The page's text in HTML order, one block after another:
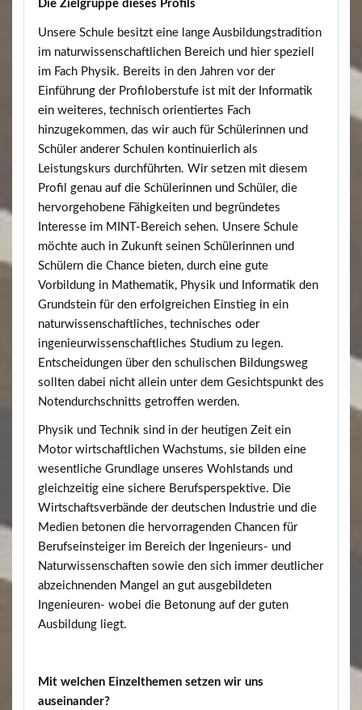
Die Zielgruppe dieses Profils
Unsere Schule besitzt eine lange Ausbildungstradition
im naturwissenschaftlichen Bereich und hier speziell
im Fach Physik. Bereits in den Jahren vor der
Einführung der Profiloberstufe ist mit der Informatik
ein weiteres, technisch orientiertes Fach
hinzugekommen, das wir auch für Schülerinnen und
Schüler anderer Schulen kontinuierlich als
Leistungskurs durchführten. Wir setzen mit diesem
Profil genau auf die Schülerinnen und Schüler, die
hervorgehobene Fähigkeiten und begründetes
Interesse im MINT-Bereich sehen. Unsere Schule
möchte auch in Zukunft seinen Schülerinnen und
Schülern die Chance bieten, durch eine gute
Vorbildung in Mathematik, Physik und Informatik den
Grundstein für den erfolgreichen Einstieg in ein
naturwissenschaftliches, technisches oder
ingenieurwissenschaftliches Studium zu legen.
Entscheidungen über den schulischen Bildungsweg
sollten dabei nicht allein unter dem Gesichtspunkt des
Notendurchschnitts getroffen werden.
Physik und Technik sind in der heutigen Zeit ein
Motor wirtschaftlichen Wachstums, sie bilden eine
wesentliche Grundlage unseres Wohlstands und
gleichzeitig eine sichere Berufsperspektive. Die
Wirtschaftsverbände der deutschen Industrie und die
Medien betonen die hervorragenden Chancen für
Berufseinsteiger im Bereich der Ingenieurs- und
Naturwissenschaften sowie den sich immer deutlicher
abzeichnenden Mangel an gut ausgebildeten
Ingenieuren- wobei die Betonung auf der guten
Ausbildung liegt.
Mit welchen Einzelthemen setzen wir uns
auseinander?